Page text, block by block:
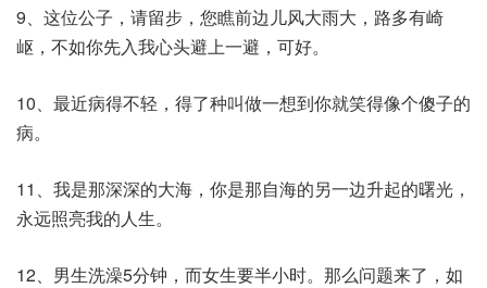
9、这位公子，请留步，您瞧前边儿风大雨大，路多有崎
岖，不如你先入我心头避上一避，可好。
10、最近病得不轻，得了种叫做一想到你就笑得像个傻子的
病。
11、我是那深深的大海，你是那自海的另一边升起的曙光，
永远照亮我的人生。
12、男生洗澡5分钟，而女生要半小时。那么问题来了，如